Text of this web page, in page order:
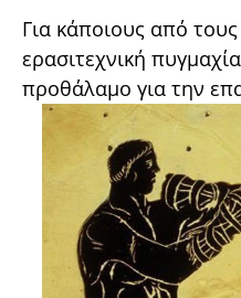
Για κάποιους από
ερασιτεχνική
προθάλαμο για την